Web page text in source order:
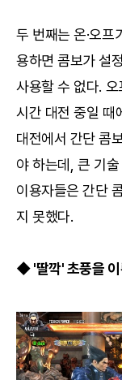
두 번째는 온·오프
용하면 콤보가 설
사용할 수 없다. 오
시간 대전 중일 때
대전에서 간단 콤
야 하는데, 큰 기
이용자들은 간단
지 못했다.
◆ '딸깍' 초풍을